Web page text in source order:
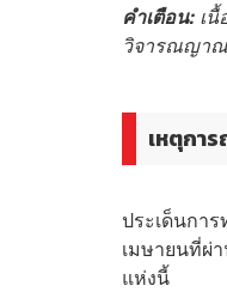
คำเตือน: เ
วิจารณญา
เหตุกา
ประเด็นกา
เมษายนที่ผ่
แห่งนี้